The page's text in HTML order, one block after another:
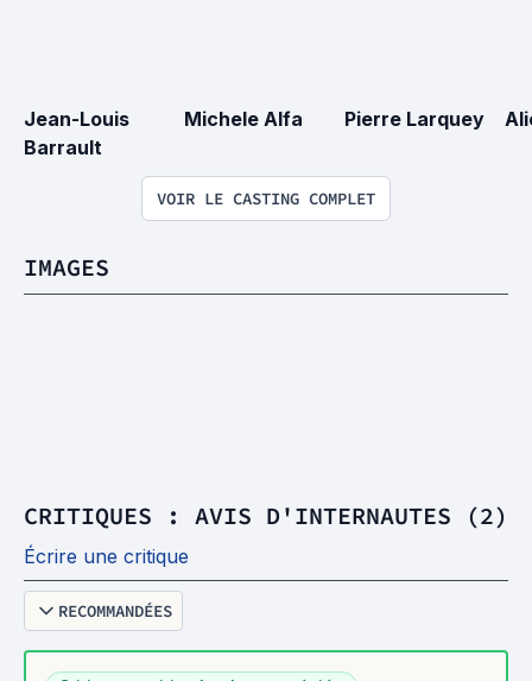
Jean-Louis
Barrault
Michele Alfa Pierre Larquey
VOIR LE CASTING COMPLET
IMAGES
CRITIQUES : AVIS D'INTERNAUTES (2)
Écrire une critique
RECOMMANDÉES